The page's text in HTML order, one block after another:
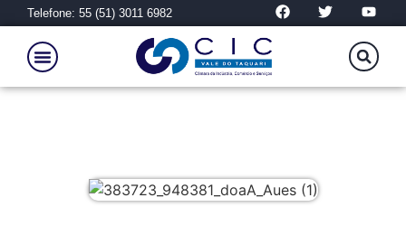
Telefone: 55 (51) 3011 6982